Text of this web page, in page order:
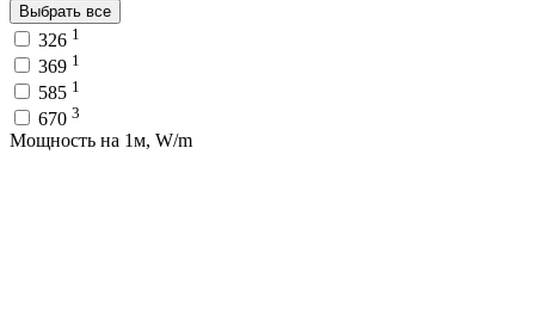
Выбрать все
326 1
369 1
585 1
670 3
Мощность на 1м, W/m